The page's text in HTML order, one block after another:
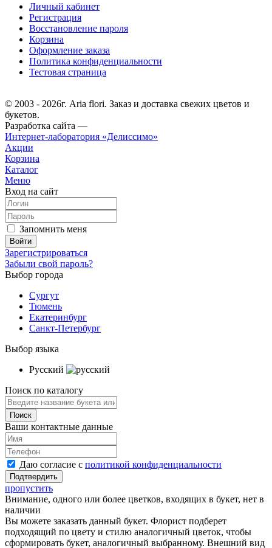
Личный кабинет
Регистрация
Восстановление пароля
Корзина
Оформление заказа
Политика конфиденциальности
Тестовая страница
© 2003 - 2026г. Aria flori. Заказ и доставка свежих цветов и
букетов.
Разработка сайта —
Интернет-лаборатория «Делиссимо»
Акции
Корзина
Каталог
Меню
Вход на сайт
Запомнить меня
Зарегистрироваться
Забыли свой пароль?
Выбор города
Сургут
Тюмень
Екатеринбург
Санкт-Петербург
Выбор языка
Русский
Поиск по каталогу
Ваши контактные данные
Даю согласие с политикой конфиденциальности
пропустить
Внимание, одного или более цветков, входящих в букет, нет в
наличии
Вы можете заказать данный букет. Флорист подберет
подходящий по цвету и стилю аналогичный цветок, чтобы
сформировать букет, аналогичный выбранному. Внешний вид